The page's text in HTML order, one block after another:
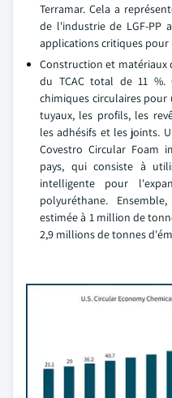
Terramar. Cela a
de l'industrie de LGF-PP
applications critiques pour
Construction et matériaux
du TCAC total de 11 %.
chimiques circulaires
tuyaux, les profils, les
les adhésifs et les joints.
Covestro Circular Foam
pays, qui consiste à
intelligente pour
polyuréthane.
estimée à 1 million de
2,9 millions de tonnes